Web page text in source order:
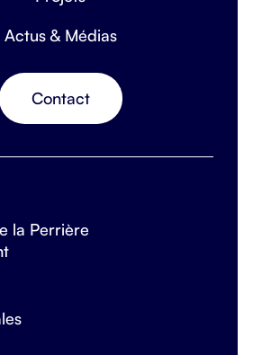
Actus & Médias
Contact
la Perrière